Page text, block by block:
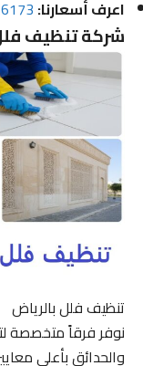
اعرف أسعارنا:
شركة تنظيف فلل
تنظيف فلل بالرياض
نوفر فرقاً متخصصة
والحدائق بأعلى معايير